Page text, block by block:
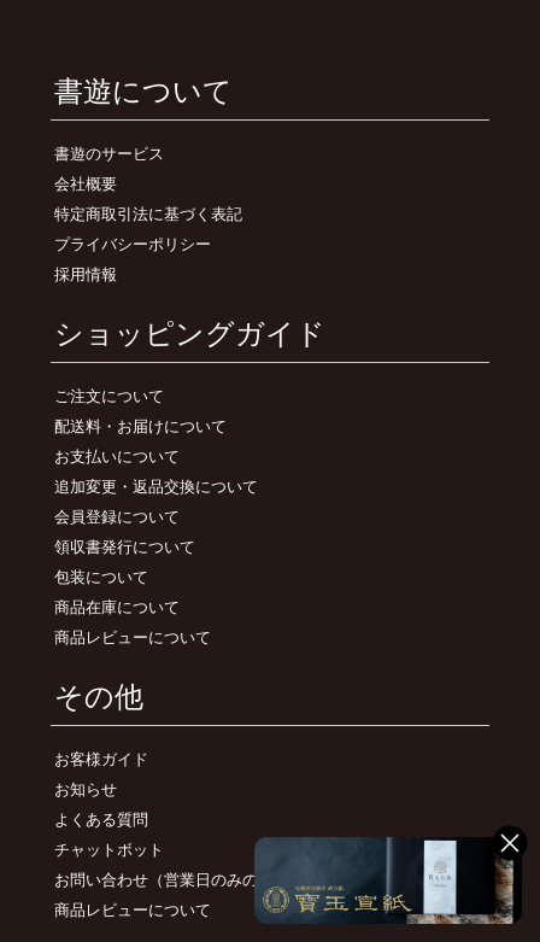
書遊について
書遊のサービス
会社概要
特定商取引法に基づく表記
プライバシーポリシー
採用情報
ショッピングガイド
ご注文について
配送料・お届けについて
お支払いについて
追加変更・返品交換について
会員登録について
領収書発行について
包装について
商品在庫について
商品レビューについて
その他
お客様ガイド
お知らせ
よくある質問
チャットボット
お問い合わせ （営業日のみのご対応）
商品レビューについて